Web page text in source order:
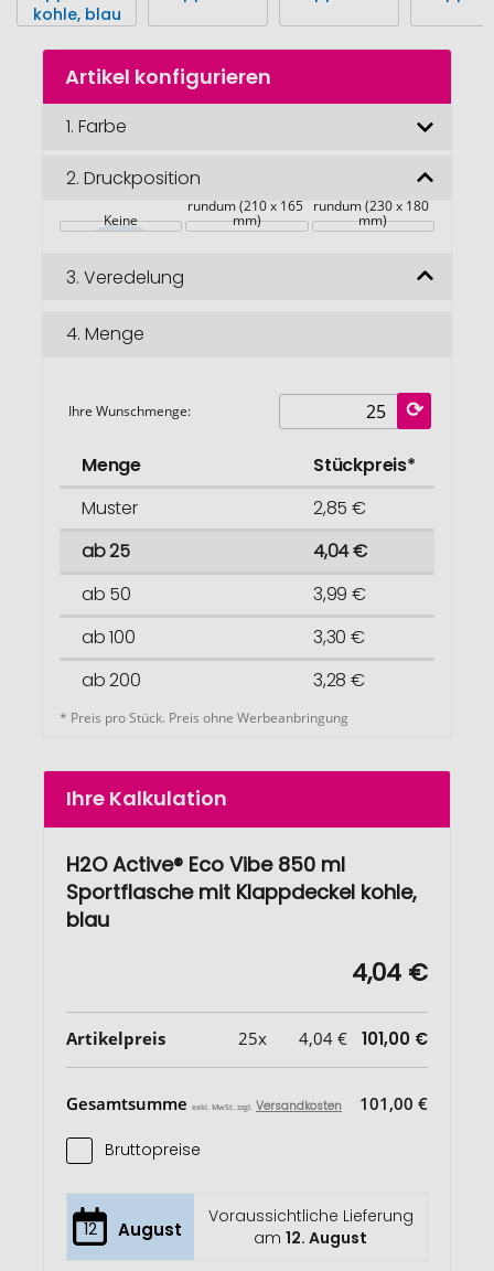
Zum
Anfang
Bildgalerie
Artikel konfigurieren
1. Farbe
2. Druckposition
Keine
rundum (210 x 165
mm)
rundum (230 x 180
mm)
3. Veredelung
4. Menge
Ihre Wunschmenge:
Menge
Stückpreis*
Muster
2,85 €
ab 25
4,04 €
ab 50
3,99 €
ab 100
3,30 €
ab 200
3,28 €
* Preis pro Stück. Preis ohne Werbeanbringung
Ihre Kalkulation
H2O Active® Eco Vibe 850 ml
Sportflasche mit Klappdeckel kohle,
blau
4,04 €
Artikelpreis 25x 4,04 € 101,00 €
Gesamtsumme exkl. MwSt. zzgl. Versandkosten 101,00 €
Bruttopreise
12 August
Voraussichtliche Lieferung
am12. August